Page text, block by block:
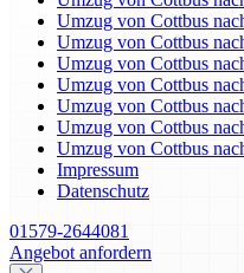
Umzug von Cottbus
Umzug von Cottbus
Umzug von Cottbus
Umzug von Cottbus
Umzug von Cottbus
Umzug von Cottbus
Umzug von Cottbus
Impressum
Datenschutz
01579-2644081
Angebot anfordern